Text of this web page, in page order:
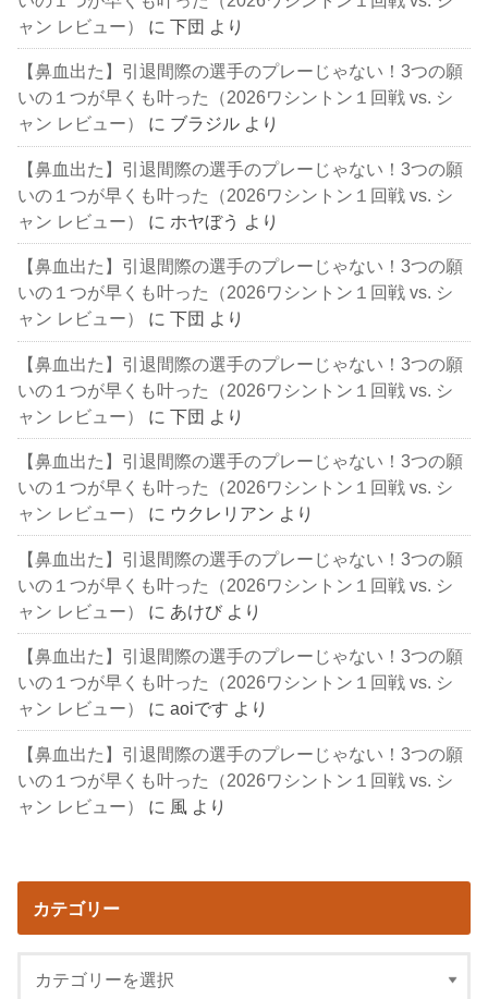
ャン レビュー）
に下団 より
【鼻血出た】引退間際の選手のプレーじゃない！3つの願
いの１つが早くも叶った（2026ワシントン１回戦 vs. シ
ャン レビュー）
に ブラジル より
【鼻血出た】引退間際の選手のプレーじゃない！3つの願
いの１つが早くも叶った（2026ワシントン１回戦 vs. シ
ャン レビュー）
に ホヤぼう より
【鼻血出た】引退間際の選手のプレーじゃない！3つの願
いの１つが早くも叶った（2026ワシントン１回戦 vs. シ
ャン レビュー）
に下団 より
【鼻血出た】引退間際の選手のプレーじゃない！3つの願
いの１つが早くも叶った（2026ワシントン１回戦 vs. シ
ャン レビュー）
に下団 より
【鼻血出た】引退間際の選手のプレーじゃない！3つの願
いの１つが早くも叶った（2026ワシントン１回戦 vs. シ
ャン レビュー）
に ウクレリアン より
【鼻血出た】引退間際の選手のプレーじゃない！3つの願
いの１つが早くも叶った（2026ワシントン１回戦 vs. シ
ャン レビュー）
に あけび より
【鼻血出た】引退間際の選手のプレーじゃない！3つの願
いの１つが早くも叶った（2026ワシントン１回戦 vs. シ
ャン レビュー）
にaoiです より
【鼻血出た】引退間際の選手のプレーじゃない！3つの願
いの１つが早くも叶った（2026ワシントン１回戦 vs. シ
ャン レビュー）
に 風 より
カテゴリー